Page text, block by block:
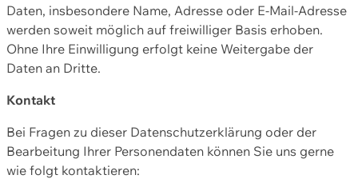
Daten, insbesondere Name, Adresse oder E-Mail-Adresse
werden soweit möglich auf freiwilliger Basis erhoben.
Ohne Ihre Einwilligung erfolgt keine Weitergabe der
Daten an Dritte.
Kontakt
Bei Fragen zu dieser Datenschutzerklärung oder der
Bearbeitung Ihrer Personendaten können Sie uns gerne
wie folgt kontaktieren: